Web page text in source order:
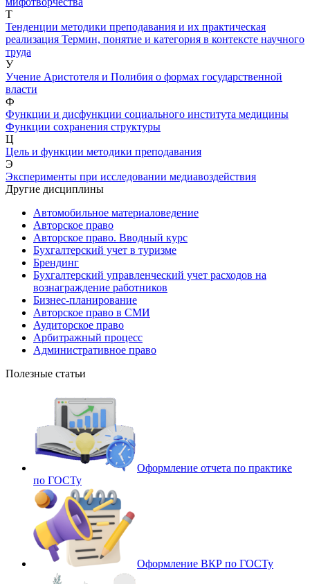
Т
Тенденции методики преподавания и их практическая
реализация Термин, понятие и категория в контексте научного
труда
У
Учение Аристотеля и Полибия о формах государственной
власти
Ф
Функции и дисфункции социального института медицины
Функции сохранения структуры
Ц
Цель и функции методики преподавания
Э
Эксперименты при исследовании медиавоздействия
Другие дисциплины
Автомобильное материаловедение
Авторское право
Авторское право. Вводный курс
Бухгалтерский учет в туризме
Брендинг
Бухгалтерский управленческий учет расходов на
вознаграждение работников
Бизнес-планирование
Авторское право в СМИ
Аудиторское право
Арбитражный процесс
Административное право
Полезные статьи
Оформление отчета по практике
по ГОСТу
Оформление ВКР по ГОСТу